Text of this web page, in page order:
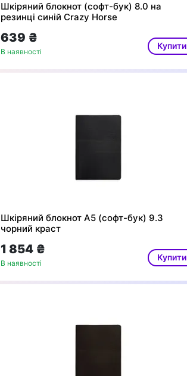
Шкіряний блокнот (софт-бук) 8.0 на
резинці синій Crazy Horse
639 ₴
В наявності
Купити
Шкіряний блокнот А5 (софт-бук) 9.3
чорний краст
1 854 ₴
В наявності
Купити